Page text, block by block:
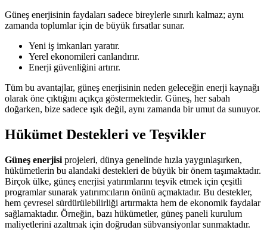
Güneş enerjisinin faydaları sadece bireylerle sınırlı kalmaz; aynı
zamanda toplumlar için de büyük fırsatlar sunar.
Yeni iş imkanları yaratır.
Yerel ekonomileri canlandırır.
Enerji güvenliğini artırır.
Tüm bu avantajlar, güneş enerjisinin neden geleceğin enerji kaynağı
olarak öne çıktığını açıkça göstermektedir. Güneş, her sabah
doğarken, bize sadece ışık değil, aynı zamanda bir umut da sunuyor.
Hükümet Destekleri ve Teşvikler
Güneş enerjisi projeleri, dünya genelinde hızla yaygınlaşırken,
hükümetlerin bu alandaki destekleri de büyük bir önem taşımaktadır.
Birçok ülke, güneş enerjisi yatırımlarını teşvik etmek için çeşitli
programlar sunarak yatırımcıların önünü açmaktadır. Bu destekler,
hem çevresel sürdürülebilirliği artırmakta hem de ekonomik faydalar
sağlamaktadır. Örneğin, bazı hükümetler, güneş paneli kurulum
maliyetlerini azaltmak için doğrudan sübvansiyonlar sunmaktadır.